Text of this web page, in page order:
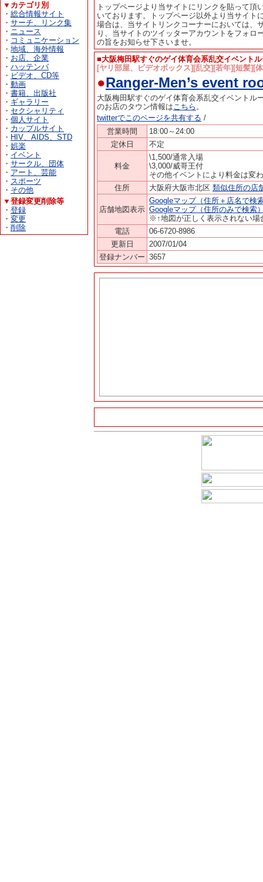
▼カテゴリ別
・ 総合情報サイト
・ サーチ、リンク集
・ ニュース
・ コミュニケーション
・ 地域、海外情報
・ お店、企業
・ ハッテンバ
・ ビデオ、CD等
・ 動画
・ 書籍、出版社
・ ギャラリー
・ セクシャリティ
・ 個人サイト
・ カップルサイト
・ HIV、AIDS、STD
・ 娯楽
・ イベント
・ サークル、団体
・ アート、芸能
・ スポーツ
・ その他
▼登録変更削除等
・ 登録
・ 変更
・ 削除
トップページより当サイトにリンクを貼って
いております。トップページ以外より当サイト
場合は、当サイトリンクコーナーにおいては、
り、当サイトのツイッターアカウントをフォ
の旨をお知らせ下さいませ。
■大阪梅田駅すぐのゲイ体育会系乱交イベント
[ヤリ部屋、ビデオボックス][乱交][若年][短髪][
●Ranger-Men’s event
大阪梅田駅すぐのゲイ体育会系乱交イベントル
のお店のタウン情報はこちら 。
twitterでこのページを共有する /
営業時間
18:00～24:00
定休日
不定
料金
\1,500/通常入場
\3,000/威哥王付
その他イベントにより料金は変
住所
大阪府大阪市北区 類似住所の店
店舗地図表示
Googleマップ（住所＋店名で検
Googleマップ（住所のみで検索
※↑地図が正しく表示されない場
電話
06-6720-8986
更新日
2007/01/04
登録ナンバー 3657